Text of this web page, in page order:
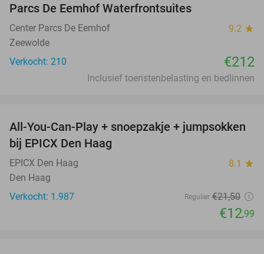
Parcs De Eemhof Waterfrontsuites
Center Parcs De Eemhof 9.2 star
Zeewolde
Verkocht: 210
€212
Inclusief toeristenbelasting en bedlinnen
40%
All-You-Can-Play + snoepzakje + jumpsokken
bij EPICX Den Haag
EPICX Den Haag 8.1 star
Den Haag
Verkocht: 1.987
Regulier €21,50
€12,99